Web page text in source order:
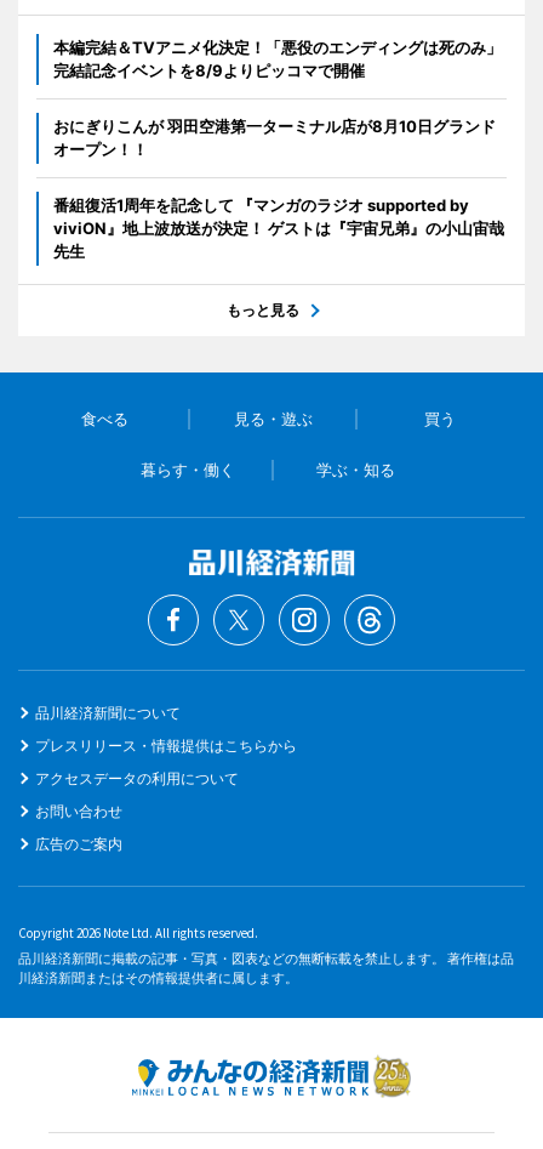
本編完結＆TVアニメ化決定！「悪役のエンディングは死のみ」
完結記念イベントを8/9よりピッコマで開催
おにぎりこんが 羽田空港第一ターミナル店が8月10日グランド
オープン！！
番組復活1周年を記念して 『マンガのラジオ supported by
viviON』地上波放送が決定！ ゲストは『宇宙兄弟』の小山宙哉
先生
もっと見る
食べる 見る・遊ぶ 買う
暮らす・働く 学ぶ・知る
品川経済新聞について
プレスリリース・情報提供はこちらから
アクセスデータの利用について
お問い合わせ
広告のご案内
Copyright 2026 Note Ltd. All rights reserved.
品川経済新聞に掲載の記事・写真・図表などの無断転載を禁止します。 著作権は品
川経済新聞またはその情報提供者に属します。